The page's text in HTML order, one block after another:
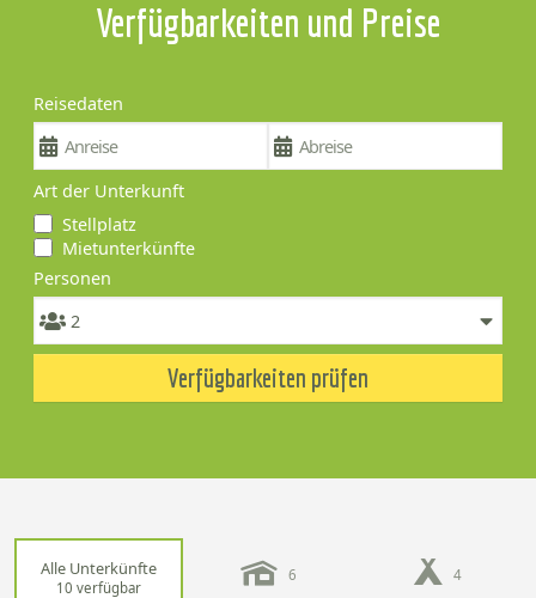
Verfügbarkeiten und Preise
Reisedaten
Art der Unterkunft
Stellplatz
Mietunterkünfte
Personen
Verfügbarkeiten prüfen
Alle Unterkünfte
10 verfügbar
6 4